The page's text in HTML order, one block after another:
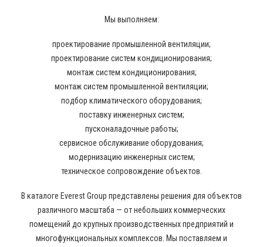
Мы выполняем:
проектирование промышленной вентиляции;
проектирование систем кондиционирования;
монтаж систем кондиционирования;
монтаж систем промышленной вентиляции;
подбор климатического оборудования;
поставку инженерных систем;
пусконаладочные работы;
сервисное обслуживание оборудования;
модернизацию инженерных систем;
техническое сопровождение объектов.
В каталоге Everest Group представлены решения для объектов
различного масштаба — от небольших коммерческих
помещений до крупных производственных предприятий и
многофункциональных комплексов. Мы поставляем и